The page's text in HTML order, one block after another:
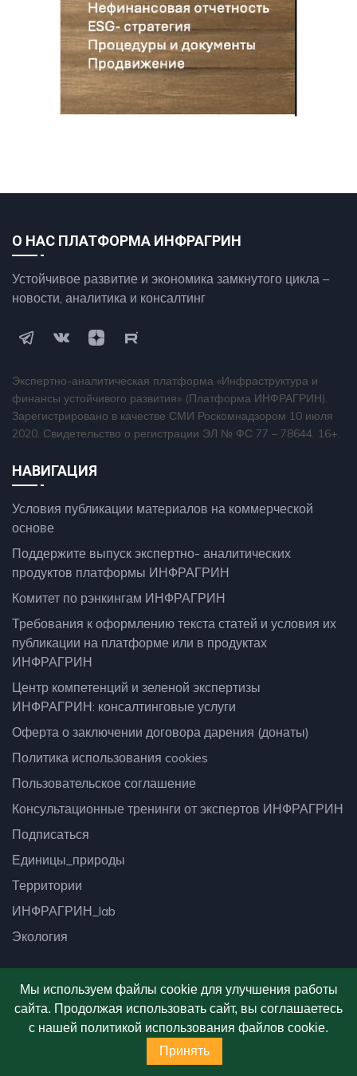
О НАС ПЛАТФОРМА ИНФРАГРИН
Устойчивое развитие и экономика замкнутого цикла –
новости, аналитика и консалтинг
Экспертно-аналитическая платформа «Инфраструктура и
финансы устойчивого развития» (Платформа ИНФРАГРИН).
Зарегистрировано в качестве СМИ Роскомнадзором 10 июля
2020. Свидетельство о регистрации ЭЛ № ФС 77 – 78644. 16+.
НАВИГАЦИЯ
Условия публикации материалов на коммерческой
основе
Поддержите выпуск экспертно- аналитических
продуктов платформы ИНФРАГРИН
Комитет по рэнкингам ИНФРАГРИН
Требования к оформлению текста статей и условия их
публикации на платформе или в продуктах
ИНФРАГРИН
Центр компетенций и зеленой экспертизы
ИНФРАГРИН: консалтинговые услуги
Оферта о заключении договора дарения (донаты)
Политика использования cookies
Пользовательское соглашение
Консультационные тренинги от экспертов ИНФРАГРИН
Подписаться
Единицы_природы
Территории
ИНФРАГРИН_lab
Экология
© 2026Платформа ИНФРАГРИН- Все права
Мы используем файлы cookie для улучшения работы
сайта. Продолжая использовать сайт, вы соглашаетесь
с нашей политикой использования файлов cookie.
Принять